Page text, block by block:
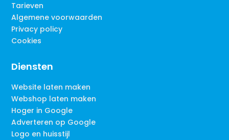
Tarieven
Algemene voorwaarden
Privacy policy
Cookies
Diensten
Website laten maken
Webshop laten maken
Hoger in Google
Adverteren op Google
Logo en huisstijl